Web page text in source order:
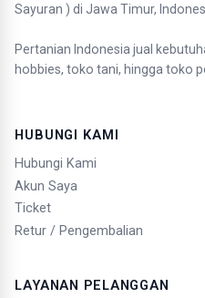
Sayuran ) di Jawa Timur,
Pertanian Indonesia jual
hobbies, toko tani, hingga toko
HUBUNGI KAMI
Hubungi Kami
Akun Saya
Ticket
Retur / Pengembalian
LAYANAN PELANGGAN